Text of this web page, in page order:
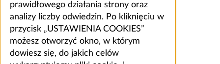
prawidłowego działania strony oraz
analizy liczby odwiedzin. Po kliknięciu w
przycisk „USTAWIENIA COOKIES”
możesz otworzyć okno, w którym
dowiesz się, do jakich celów